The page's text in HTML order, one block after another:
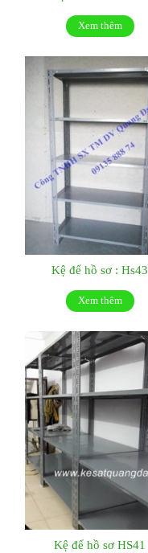
Xem thêm
Kệ để hồ sơ : Hs43
Xem thêm
Kệ để hồ sơ HS41